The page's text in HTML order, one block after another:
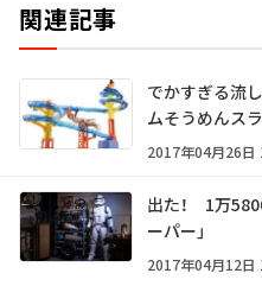
関連記事
でかすぎる流
ムそうめんス
2017年04月26日
出た！ 1万
ーパー」
2017年04月12日